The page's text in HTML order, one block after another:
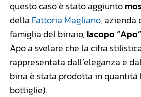
questo caso è stato aggiunto
della Fattoria Magliano, azienda
famiglia del birraio, Iacopo
Apo a svelare che la cifra
rappresentata dall’eleganza e
birra è stata prodotta in
bottiglie).